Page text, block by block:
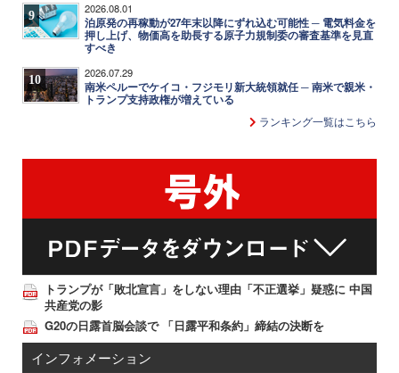
9 2026.08.01
泊原発の再稼動が27年末以降にずれ込む可能性 ─ 電気料金を
押し上げ、物価高を助長する原子力規制委の審査基準を見直
すべき
10 2026.07.29
南米ペルーでケイコ・フジモリ新大統領就任 ─ 南米で親米・
トランプ支持政権が増えている
ランキング一覧はこちら
トランプが「敗北宣言」をしない理由「不正選挙」疑惑に 中国
共産党の影
G20の日露首脳会談で 「日露平和条約」締結の決断を
インフォメーション